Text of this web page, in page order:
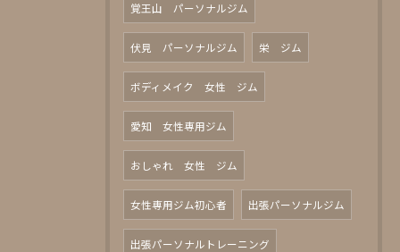
覚王山 パーソナルジム
伏見 パーソナルジム 栄 ジム
ボディメイク 女性 ジム
愛知 女性専用ジム
おしゃれ 女性 ジム
女性専用ジム初心者 出張パーソナルジム
出張パーソナルトレーニング